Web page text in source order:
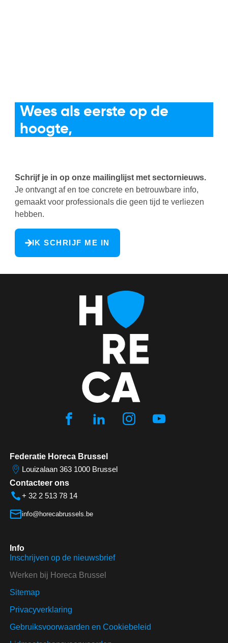
Wees als eerste op de
hoogte,
Schrijf je in op onze mailinglijst met sectornieuws.
Je ontvangt af en toe concrete en betrouwbare info,
gemaakt voor professionals die geen tijd te verliezen
hebben.
IK SCHRIJF ME IN
Federatie Horeca Brussel
Louizalaan 363 1000 Brussel
Contacteer ons
+ 32 2 513 78 14
info@horecabrussels.be
Info
Inschrijven op de nieuwsbrief
Werken bij Horeca Brussel
Sitemap
Privacyverklaring
Gebruiksvoorwaarden en Cookiebeleid